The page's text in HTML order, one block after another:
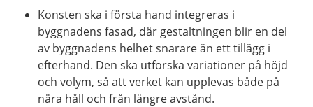
Konsten ska i första hand integreras i
byggnadens fasad, där gestaltningen blir en del
av byggnadens helhet snarare än ett tillägg i
efterhand. Den ska utforska variationer på höjd
och volym, så att verket kan upplevas både på
nära håll och från längre avstånd.